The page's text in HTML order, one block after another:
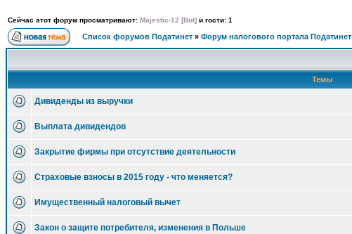
Сейчас этот форум просматривают: Majestic-12 [Bot] и гости: 1
Список форумов Податинет » Форум налогового портала Податинет
Темы
Дивиденды из выручки
Выплата дивидендов
Закрытие фирмы при отсутствие деятельности
Страховые взносы в 2015 году - что меняется?
Имущественный налоговый вычет
Закон о защите потребителя, изменения в Польше